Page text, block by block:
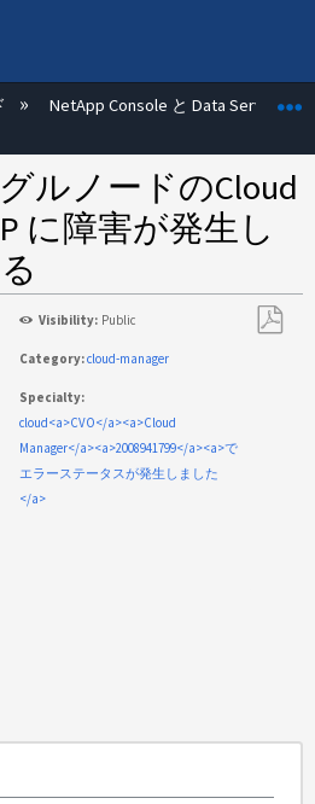
を展開/折りたたむ
NetApp Console と Data Services
ルノードのCloud
に障害が発生し
Visibility: Public
Category:cloud-manager
Specialty:
cloud<a>CVO</a><a>Cloud
Manager</a><a>2008941799</a><a>で
エラーステータスが発生しました
</a>